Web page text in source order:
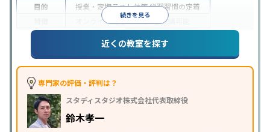
続きを見る
目的
授業・定期テスト対策学習習慣の定着
オンライン対応1科目から受講可能
近くの教室を探す
専門家の評価・評判は？
スタディスタジオ株式会社代表取締役
鈴木孝一